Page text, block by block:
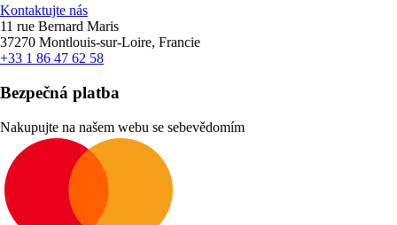
Kontaktujte nás
11 rue Bernard Maris
37270 Montlouis-sur-Loire, Francie
+33 1 86 47 62 58
Bezpečná platba
Nakupujte na našem webu se sebevědomím